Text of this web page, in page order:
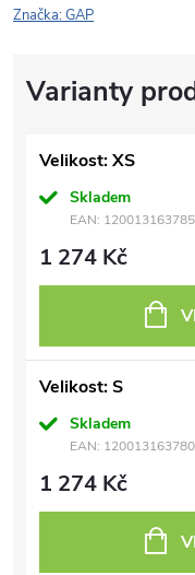
Značka:GAP
Velikost: XS
Skladem
EAN:
1 274 Kč
Velikost: S
Skladem
EAN:
1 274 Kč